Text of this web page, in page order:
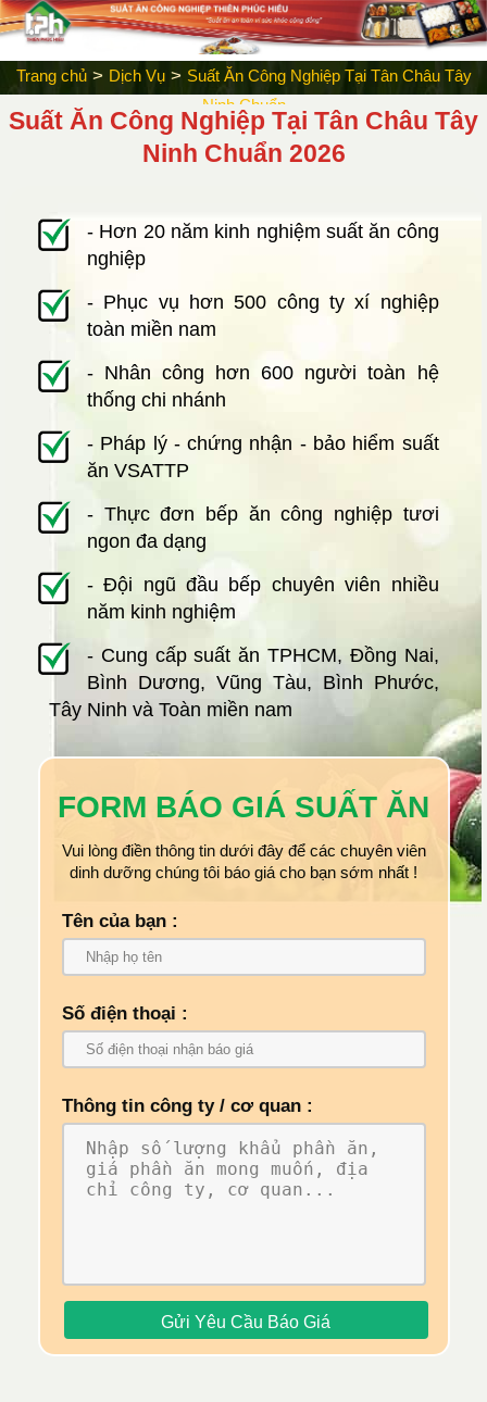
Trang chủ> Dịch Vụ> Suất Ăn Công Nghiệp Tại Tân Châu Tây
Ninh Chuẩn
Suất Ăn Công Nghiệp Tại Tân Châu Tây
Ninh Chuẩn 2026
- Hơn 20 năm kinh nghiệm suất ăn công
nghiệp
- Phục vụ hơn 500 công ty xí nghiệp
toàn miền nam
- Nhân công hơn 600 người toàn hệ
thống chi nhánh
- Pháp lý - chứng nhận - bảo hiểm suất
ăn VSATTP
- Thực đơn bếp ăn công nghiệp tươi
ngon đa dạng
- Đội ngũ đầu bếp chuyên viên nhiều
năm kinh nghiệm
- Cung cấp suất ăn TPHCM, Đồng Nai,
Bình Dương, Vũng Tàu, Bình Phước,
Tây Ninh và Toàn miền nam
FORM BÁO GIÁ SUẤT ĂN
Vui lòng điền thông tin dưới đây để các chuyên viên
dinh dưỡng chúng tôi báo giá cho bạn sớm nhất !
Tên của bạn :
Số điện thoại :
Thông tin công ty / cơ quan :